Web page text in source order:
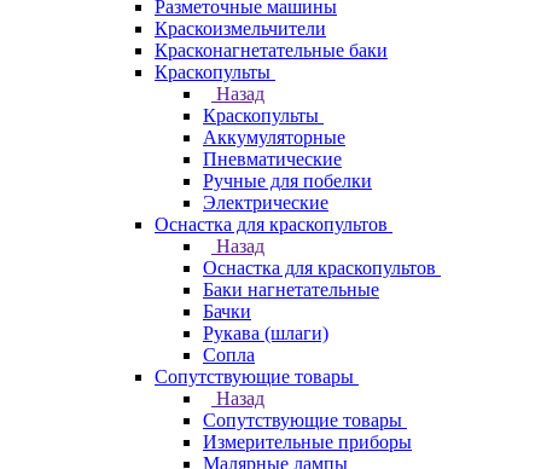
Разметочные машины
Краскоизмельчители
Красконагнетательные баки
Краскопульты
Назад
Краскопульты
Аккумуляторные
Пневматические
Ручные для побелки
Электрические
Оснастка для краскопультов
Назад
Оснастка для краскопультов
Баки нагнетательные
Бачки
Рукава (шлаги)
Сопла
Сопутствующие товары
Назад
Сопутствующие товары
Измерительные приборы
Малярные лампы